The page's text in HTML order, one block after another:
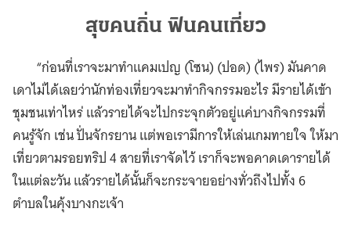
สุขคนถิ่น ฟินคนเที่ยว
“ก่อนที่เราจะมาทำแคมเปญ (โซน) (ปอด) (ไพร) มันคาด
เดาไม่ได้เลยว่านักท่องเที่ยวจะมาทำกิจกรรมอะไร มีรายได้เข้า
ชุมชนเท่าไหร่ แล้วรายได้จะไปกระจุกตัวอยู่แค่บางกิจกรรมที่
คนรู้จัก เช่น ปั่นจักรยาน แต่พอเรามีการให้เล่นเกมทายใจ ให้มา
เที่ยวตามรอยทริป 4 สายที่เราจัดไว้ เราก็จะพอคาดเดารายได้
ในแต่ละวัน แล้วรายได้นั้นก็จะกระจายอย่างทั่วถึงไปทั้ง 6
ตำบลในคุ้งบางกะเจ้า